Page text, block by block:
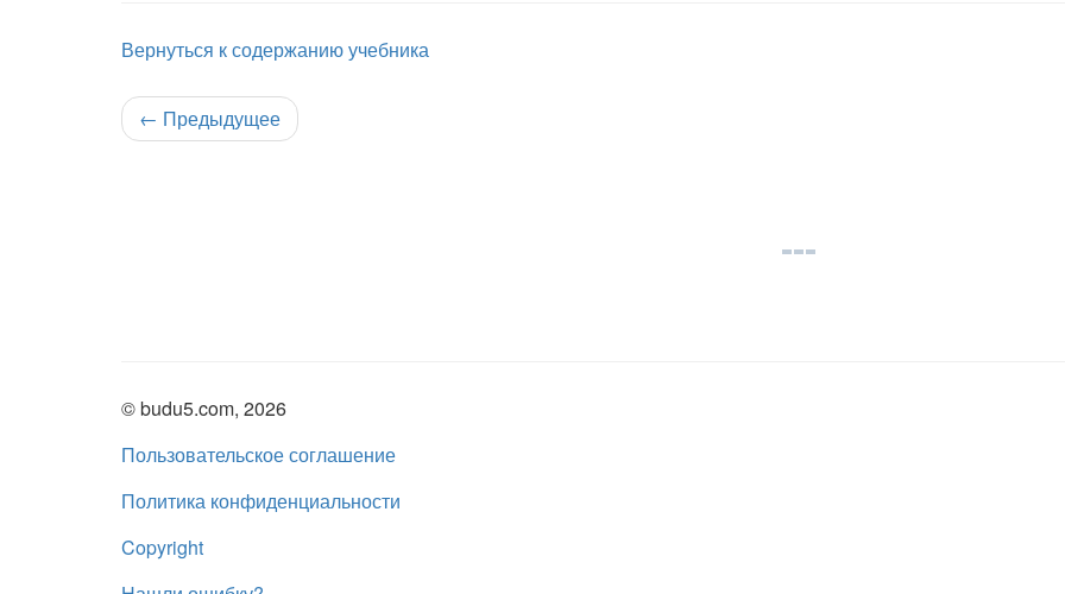
Вернуться к содержанию учебника
← Предыдущее
© budu5.com, 2026
Пользовательское соглашение
Политика конфиденциальности
Copyright